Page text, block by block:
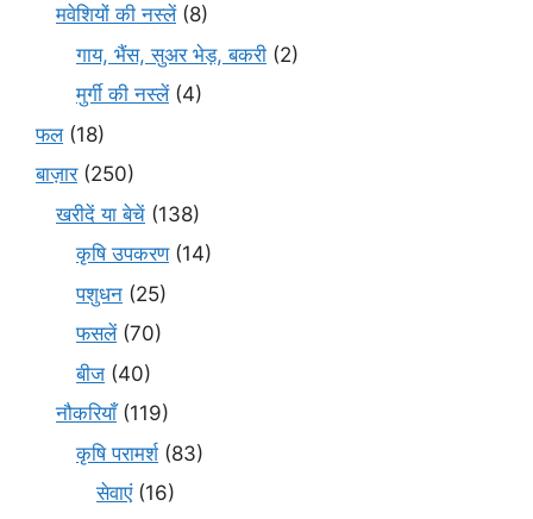
मवेशियों की नस्लें(8)
गाय, भैंस, सुअर भेड़, बकरी (2)
मुर्गी की नस्लें(4)
फल(18)
बाज़ार(250)
खरीदें या बेचें (138)
कृषि उपकरण(14)
पशुधन (25)
फसलें(70)
बीज (40)
नौकरियाँ(119)
कृषि परामर्श(83)
सेवाएं(16)